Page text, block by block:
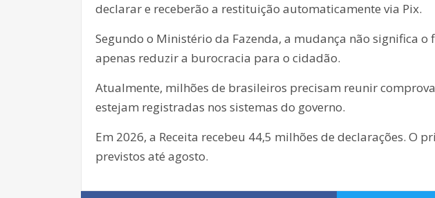
declarar e receberão a restituição automaticamente via Pix.
Segundo o Ministério da Fazenda, a mudança não significa
apenas reduzir a burocracia para o cidadão.
Atualmente, milhões de brasileiros precisam reunir
estejam registradas nos sistemas do governo.
Em 2026, a Receita recebeu 44,5 milhões de declarações.
previstos até agosto.